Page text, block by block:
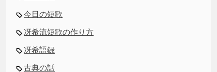
今日の短歌
冴希流短歌の作り方
冴希語録
古典の話